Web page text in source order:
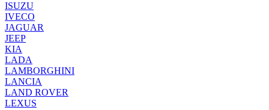
ISUZU
IVECO
JAGUAR
JEEP
KIA
LADA
LAMBORGHINI
LANCIA
LAND ROVER
LEXUS